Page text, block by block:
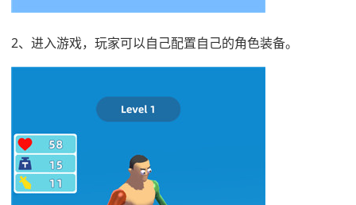
2、进入游戏，玩家可以自己配置自己的角色装备。